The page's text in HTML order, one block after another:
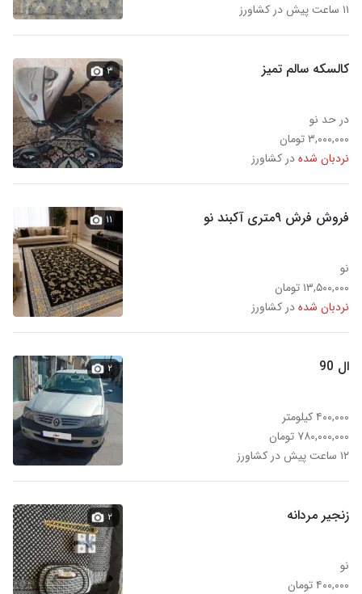
۱۱ ساعت پیش در کشاورز
کالسکه سالم تمیز
در حد نو
۳,۰۰۰,۰۰۰ تومان
نردبان شدهدر کشاورز
۳
فروش فرش ۹متری آکبند نو
نو
۱۳,۵۰۰,۰۰۰ تومان
نردبان شدهدر کشاورز
۱۱
ال 90
۴۰۰,۰۰۰ کیلومتر
۷۸۰,۰۰۰,۰۰۰ تومان
۱۲ ساعت پیش در کشاورز
۲
زنجیر مردانه
نو
۴۰۰,۰۰۰ تومان
۲